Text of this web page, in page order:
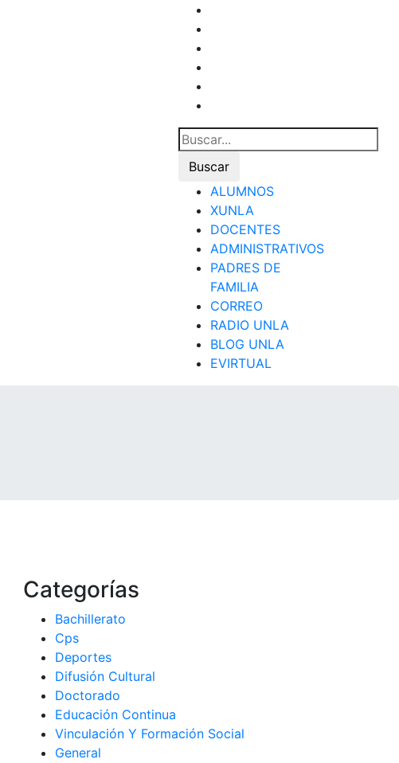
ALUMNOS
XUNLA
DOCENTES
ADMINISTRATIVOS
PADRES DE
FAMILIA
CORREO
RADIO UNLA
BLOG UNLA
EVIRTUAL
Categorías
Bachillerato
Cps
Deportes
Difusión Cultural
Doctorado
Educación Continua
Vinculación Y Formación Social
General